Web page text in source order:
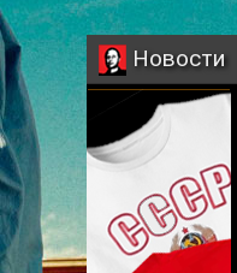
Новости